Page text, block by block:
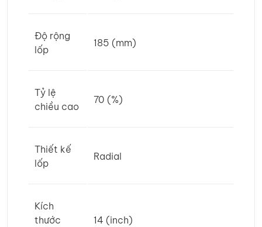
Độ rộng
lốp
185 (mm)
Tỷ lệ
chiều cao
70 (%)
Thiết kế
lốp
Radial
Kích
thước
14 (inch)